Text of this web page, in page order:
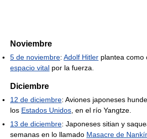
Noviembre
5 de noviembre: Adolf Hitler plantea como
espacio vital por la fuerza.
Diciembre
12 de diciembre: Aviones japoneses
los Estados Unidos , en el río Yangtze.
13 de diciembre: Japoneses sitian y
semanas en lo llamado Masacre de